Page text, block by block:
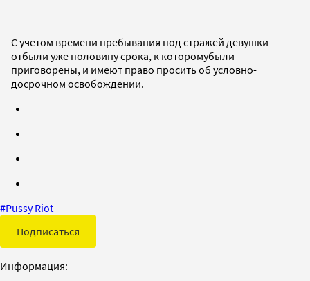
С учетом времени пребывания под стражей девушки
отбыли уже половину срока, к которомубыли
приговорены, и имеют право просить об условно-
досрочном освобождении.
#Pussy Riot
Подписаться
Информация: